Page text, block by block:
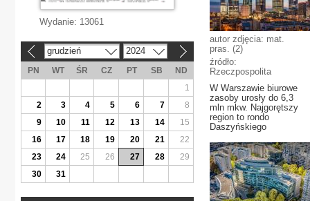
autor zdjęcia: mat.
pras. (2)
źródło:
Rzeczpospolita
W Warszawie biurowe
zasoby urosły do 6,3
mln mkw. Najgorętszy
region to rondo
Daszyńskiego
Wydanie: 13061
grudzień 2024
PN WT ŚR CZ PT SB
ND
1
2
3 4 5 6 7
8
9
10 11 12 13 14
15
16
17 18 19 20 21
22
23
24 25 26 27 28
29
30
31